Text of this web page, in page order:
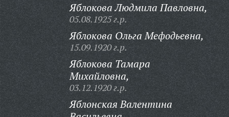
Яблокова Людмила Павловна,
05.08.1925 г.р.
Яблокова Ольга Мефодьевна,
15.09.1920 г.р.
Яблокова Тамара
Михайловна,
03.12.1920 г.р.
Яблонская Валентина